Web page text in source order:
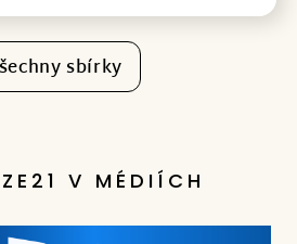
sbírky
V MÉDIÍCH